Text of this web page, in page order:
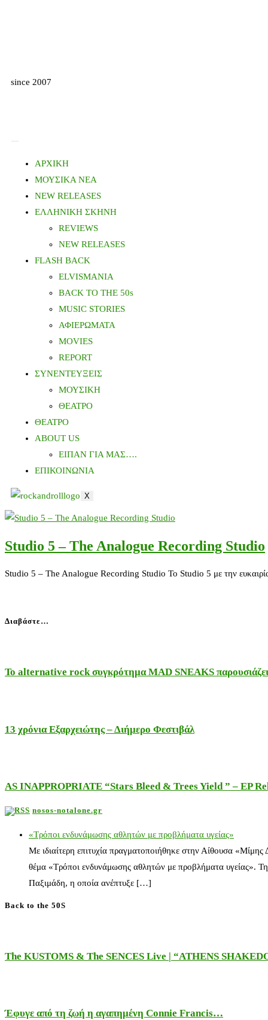
since 2007
ΑΡΧΙΚΗ
ΜΟΥΣΙΚΑ ΝΕΑ
NEW RELEASES
ΕΛΛΗΝΙΚΗ ΣΚΗΝΗ
REVIEWS
NEW RELEASES
FLASH BACK
ELVISMANIA
BACK TO THE 50s
MUSIC STORIES
ΑΦΙΕΡΩΜΑΤΑ
MOVIES
REPORT
ΣΥΝΕΝΤΕΥΞΕΙΣ
ΜΟΥΣΙΚΗ
ΘΕΑΤΡΟ
ΘΕΑΤΡΟ
ABOUT US
ΕΙΠΑΝ ΓΙΑ ΜΑΣ….
ΕΠΙΚΟΙΝΩΝΙΑ
X
Studio 5 – The Analogue Recording Studio
Studio 5 – The Analogue Recording Studio Το Studio 5 με την
Διαβάστε…
Το alternative rock συγκρότημα MAD SNEAKS
13 χρόνια Εξαρχειώτης – Διήμερο Φεστιβάλ
AS INAPPROPRIATE “Stars Bleed & Trees Yield ” – EP
nosos-notalone.gr
«Τρόποι ενδυνάμωσης αθλητών με προβλήματα υγείας»
Με ιδιαίτερη επιτυχία πραγματοποιήθηκε στην Αίθουσα
θέμα «Τρόποι ενδυνάμωσης αθλητών με προβλήματα υγείας».
Παξιμάδη, η οποία ανέπτυξε […]
Back to the 50S
The KUSTOMS & The SENCES Live | “ATHENS
Έφυγε από τη ζωή η αγαπημένη Connie Francis…